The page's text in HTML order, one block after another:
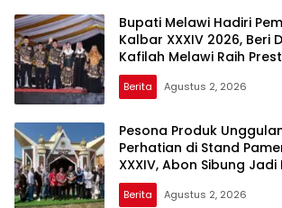
Bupati Melawi Hadiri
Kalbar XXXIV 2026, Beri
Kafilah Melawi Raih
Berita Agustus 2, 2026
Pesona Produk
Perhatian di Stand
XXXIV, Abon Sibung
Berita Agustus 2, 2026